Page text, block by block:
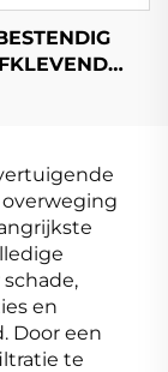
en
Door een
te